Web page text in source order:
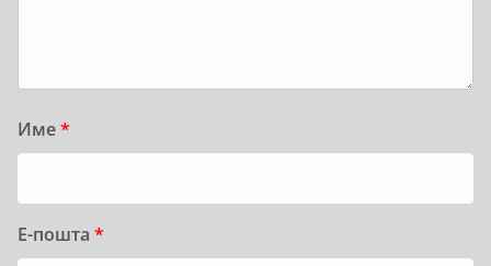
Име*
Е-пошта *